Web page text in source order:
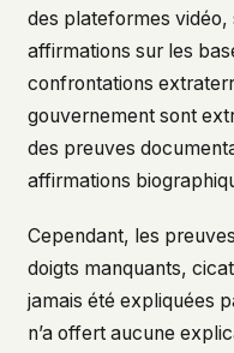
des plateformes vidéo,
affirmations sur les
confrontations
gouvernement sont
des preuves
affirmations
Cependant, les
doigts manquants,
jamais été expliquées
n’a offert aucune